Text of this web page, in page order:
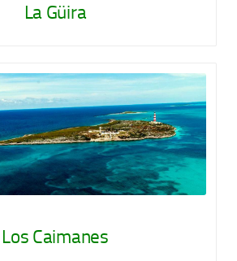
La Güira
Los Caimanes